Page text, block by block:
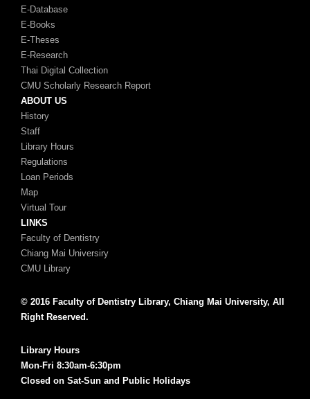
E-Database
E-Books
E-Theses
E-Research
Thai Digital Collection
CMU Scholarly Research Report
ABOUT US
History
Staff
Library Hours
Regulations
Loan Periods
Map
Virtual Tour
LINKS
Faculty of Dentistry
Chiang Mai Universiry
CMU Library
© 2016 Faculty of Dentistry Library, Chiang Mai University, All
Right Reserved.
Library Hours
Mon-Fri 8:30am-6:30pm
Closed on Sat-Sun and Public Holidays